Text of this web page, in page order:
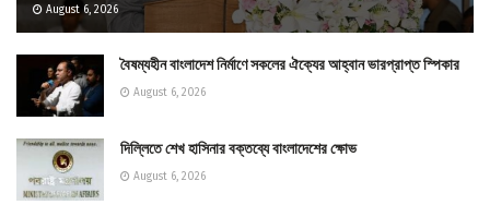
August 6, 2026
বৈষম্যহীন বাংলাদেশ নির্মাণে সকলের ঐক্যের আহ্বান ভারপ্রাপ্ত স্পিকার
August 6, 2026
দিল্লিতে শেখ হাসিনার বক্তব্যে বাংলাদেশের ক্ষোভ
August 6, 2026